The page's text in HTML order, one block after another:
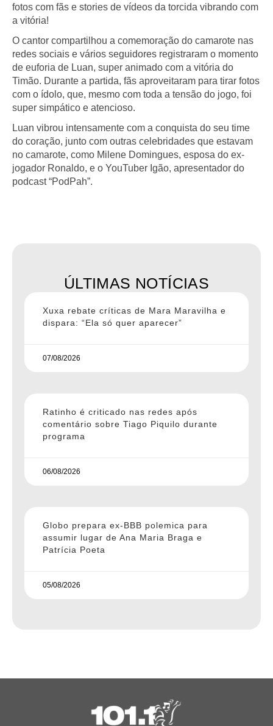
fotos com fãs e stories de vídeos da torcida vibrando com
a vitória!
O cantor compartilhou a comemoração do camarote nas
redes sociais e vários seguidores registraram o momento
de euforia de Luan, super animado com a vitória do
Timão. Durante a partida, fãs aproveitaram para tirar fotos
com o ídolo, que, mesmo com toda a tensão do jogo, foi
super simpático e atencioso.
Luan vibrou intensamente com a conquista do seu time
do coração, junto com outras celebridades que estavam
no camarote, como Milene Domingues, esposa do ex-
jogador Ronaldo, e o YouTuber Igão, apresentador do
podcast “PodPah”.
ÚLTIMAS NOTÍCIAS
Xuxa rebate críticas de Mara Maravilha e
dispara: “Ela só quer aparecer”
07/08/2026
Ratinho é criticado nas redes após
comentário sobre Tiago Piquilo durante
programa
06/08/2026
Globo prepara ex-BBB polemica para
assumir lugar de Ana Maria Braga e
Patrícia Poeta
05/08/2026